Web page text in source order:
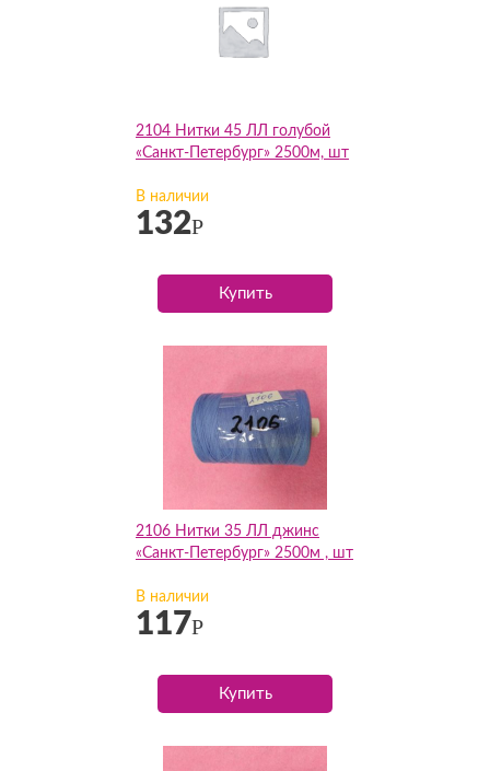
2104 Нитки 45 ЛЛ голубой
«Санкт-Петербург» 2500м, шт
В наличии
132Р
Купить
2106 Нитки 35 ЛЛ джинс
«Санкт-Петербург» 2500м , шт
В наличии
117Р
Купить